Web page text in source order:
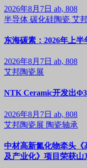
2026年8月7日 ab, 808
半导体 碳化硅陶瓷 艾
东海碳素：2026年上
2026年8月7日 ab, 808
艾邦陶瓷展
NTK Ceramic开发出
2026年8月7日 ab, 808
艾邦陶瓷展 陶瓷轴承
中材高新氮化物牵头
及产业化》项目荣获